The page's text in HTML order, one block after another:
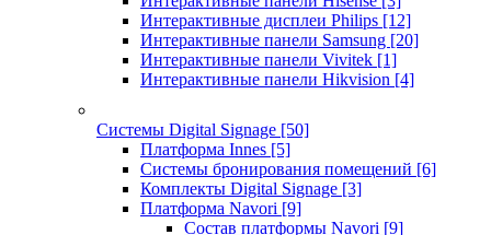
Интерактивные дисплеи Philips [12]
Интерактивные панели Samsung [20]
Интерактивные панели Vivitek [1]
Интерактивные панели Hikvision [4]
Системы Digital Signage [50]
Платформа Innes [5]
Системы бронирования помещений [6]
Комплекты Digital Signage [3]
Платформа Navori [9]
Состав платформы Navori [9]